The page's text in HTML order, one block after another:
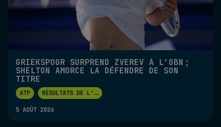
GRIEKSPOOR SURPREND ZVEREV À L’OBN ;
SHELTON AMORCE LA DÉFENDRE DE SON
TITRE
ATP RÉSULTATS DE L' ...
5 AOÛT 2026